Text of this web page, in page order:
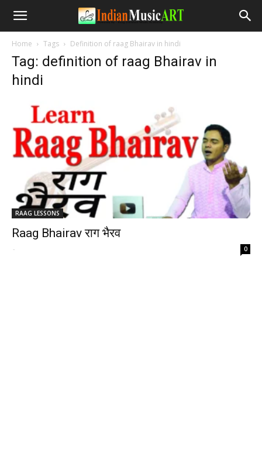
Home Tags Definition of raag Bhairav in hindi
Tag: definition of raag Bhairav in
hindi
RAAG LESSONS
Raag Bhairav राग भैरव
- 0